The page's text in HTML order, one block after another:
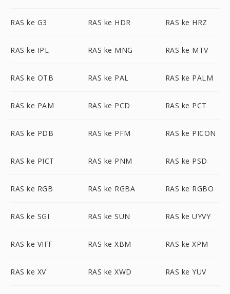
RAS ke G3 RAS ke HDR RAS ke HRZ
RAS ke IPL RAS ke MNG RAS ke MTV
RAS ke OTB RAS ke PAL RAS ke PALM
RAS ke PAM RAS ke PCD RAS ke PCT
RAS ke PDB RAS ke PFM RAS ke PICON
RAS ke PICT RAS ke PNM RAS ke PSD
RAS ke RGB RAS ke RGBA RAS ke RGBO
RAS ke SGI RAS ke SUN RAS ke UYVY
RAS ke VIFF RAS ke XBM RAS ke XPM
RAS ke XV RAS ke XWD RAS ke YUV